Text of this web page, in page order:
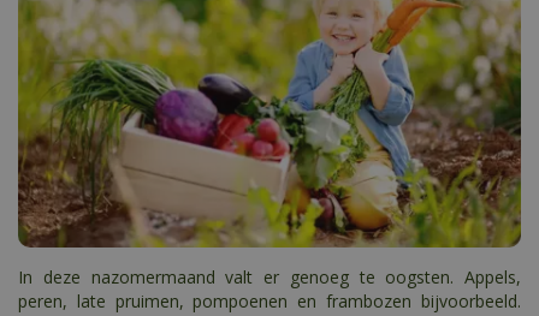
In deze nazomermaand valt er genoeg te oogsten. Appels,
peren, late pruimen, pompoenen en frambozen bijvoorbeeld.